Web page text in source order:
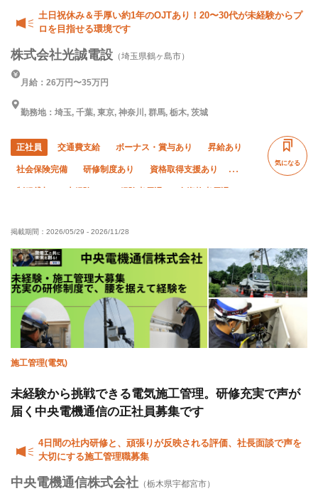
土日祝休み＆手厚い約1年のOJTあり！20〜30代が未経験からプ
ロを目指せる環境です
株式会社光誠電設 （埼玉県鶴ヶ島市）
月給：26万円〜35万円
勤務地：埼玉, 千葉, 東京, 神奈川, 群馬, 栃木, 茨城
正社員 交通費支給 ボーナス・賞与あり 昇給あり
社会保険完備 研修制度あり 資格取得支援あり
制服貸与 未経験OK 経験者優遇 有資格者優遇
年末年始休暇 車・バイク通勤OK
残業月20時間以下
気になる
掲載期間： 2026/05/29 - 2026/11/28
施工管理(電気)
未経験から挑戦できる電気施工管理。研修充実で声が
届く中央電機通信の正社員募集です
4日間の社内研修と、頑張りが反映される評価、社長面談で声を
大切にする施工管理職募集
中央電機通信株式会社 （栃木県宇都宮市）